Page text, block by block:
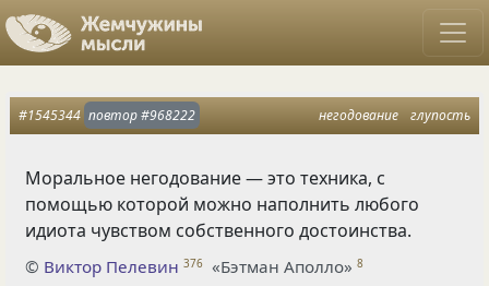
негодование глупость
#1545344 повтор#968222
Моральное негодование — это техника, с
помощью которой можно наполнить любого
идиота чувством собственного достоинства.
© Виктор Пелевин 376 «Бэтман Аполло» 8